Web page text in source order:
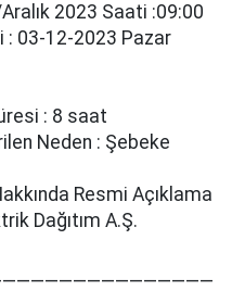
2023 Saati :09:00
: 03-12-2023 Pazar
: 8 saat
Neden : Şebeke
Resmi Açıklama
Dağıtım A.Ş.